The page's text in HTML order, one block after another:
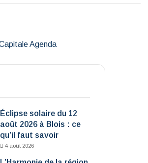
Éclipse solaire du 12
août 2026 à Blois : ce
qu’il faut savoir
4 août 2026